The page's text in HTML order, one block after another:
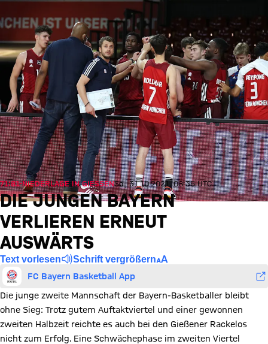
71:81-NIEDERLAGE IN GIESSEN So., 31.10.2021, 08:36 UTC
DIE JUNGEN BAYERN
VERLIEREN ERNEUT
AUSWÄRTS
Text vorlesen Schrift vergrößern
FC Bayern Basketball App
Die junge zweite Mannschaft der Bayern-Basketballer bleibt
ohne Sieg: Trotz gutem Auftaktviertel und einer gewonnen
zweiten Halbzeit reichte es auch bei den Gießener Rackelos
nicht zum Erfolg. Eine Schwächephase im zweiten Viertel